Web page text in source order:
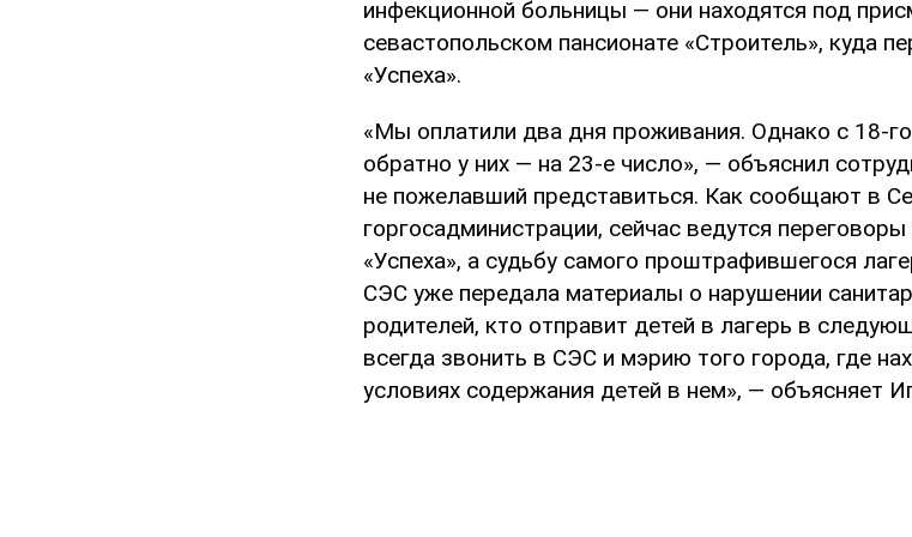
инфекционной больницы — они находятся под
севастопольском пансионате «Строитель», куда
«Успеха».
«Мы оплатили два дня проживания. Однако с 18-
обратно у них — на 23-е число», — объяснил
не пожелавший представиться. Как сообщают в
горгосадминистрации, сейчас ведутся
«Успеха», а судьбу самого проштрафившегося
СЭС уже передала материалы о нарушении
родителей, кто отправит детей в лагерь в
всегда звонить в СЭС и мэрию того города, где
условиях содержания детей в нем», — объясняет